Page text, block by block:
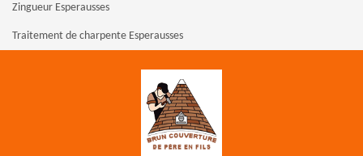
Zingueur Esperausses
Traitement de charpente Esperausses